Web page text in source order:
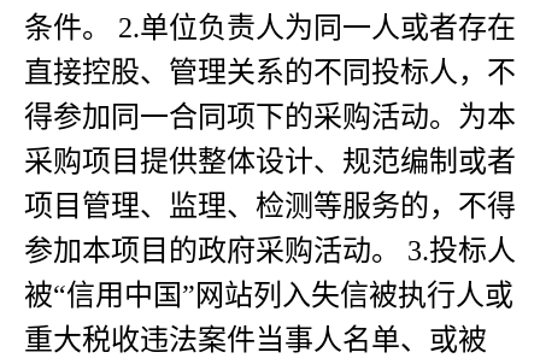
条件。 2.单位负责人为同一人或者存在
直接控股、管理关系的不同投标人，不
得参加同一合同项下的采购活动。为本
采购项目提供整体设计、规范编制或者
项目管理、监理、检测等服务的，不得
参加本项目的政府采购活动。 3.投标人
被“信用中国”网站列入失信被执行人或
重大税收违法案件当事人名单、或被